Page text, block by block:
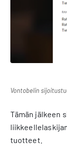
Vontobelin
Tämän
tuotteet.